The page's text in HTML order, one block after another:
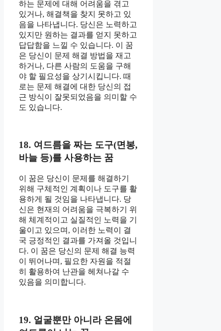
하는 문제에 대해 어려움을 겪고
있거나, 해결책을 찾지 못하고 있
음을 나타냅니다. 당신은 노력하고
있지만 원하는 결과를 얻지 못하고
답답함을 느낄 수 있습니다. 이 꿈
은 당신이 문제 해결 방법을 재고
하거나, 다른 사람의 도움을 구해
야 할 필요성을 상기시킵니다. 때
로는 문제 해결에 대한 당신의 접
근 방식이 잘못되었음을 의미할 수
도 있습니다.
18. 여드름을 짜는 도구(면봉,
바늘 등)를 사용하는 꿈
이 꿈은 당신이 문제를 해결하기
위해 구체적인 계획이나 도구를 활
용하게 될 것임을 나타냅니다. 당
신은 현재의 어려움을 극복하기 위
해 체계적이고 실질적인 노력을 기
울이고 있으며, 이러한 노력이 결
국 긍정적인 결과를 가져올 것입니
다. 이 꿈은 당신의 문제 해결 능력
이 뛰어나며, 필요한 자원을 적절
히 활용하여 난관을 헤쳐나갈 수
있음을 의미합니다.
19. 얼굴뿐만 아니라 온몸에